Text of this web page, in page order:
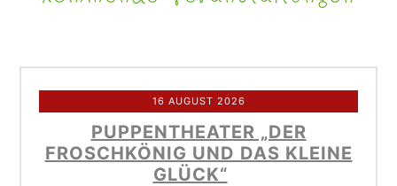
16 AUGUST 2026
PUPPENTHEATER „DER
FROSCHKÖNIG UND DAS KLEINE
GLÜCK“